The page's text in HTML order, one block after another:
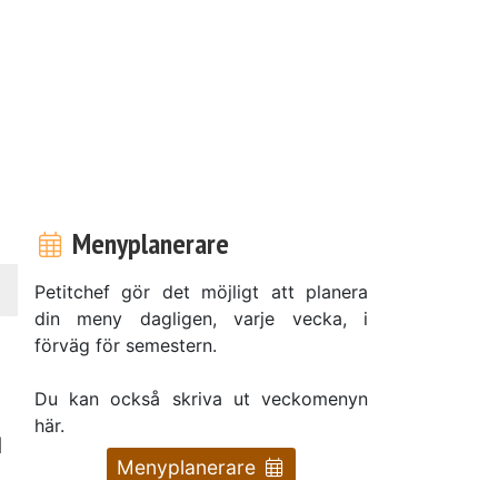
Menyplanerare
Petitchef gör det möjligt att planera
din meny dagligen, varje vecka, i
förväg för semestern.
Du kan också skriva ut veckomenyn
här.
Menyplanerare